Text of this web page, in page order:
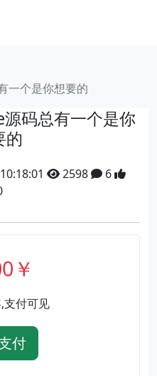
一个是你想要的
码总有一个是你
的
2598
6
￥
支付可见
付